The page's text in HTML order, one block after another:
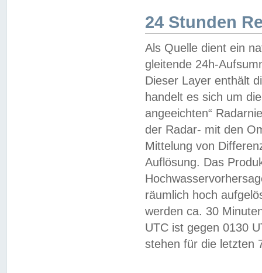
24 Stunden
Als Quelle dient ein
gleitende 24h-
Dieser Layer enthält
handelt es sich um
angeeichten“
der Radar- mit den
Mittelung von
Auflösung. Das
räumlich hoch
werden ca. 30
UTC ist gegen 0130
stehen für die letzten